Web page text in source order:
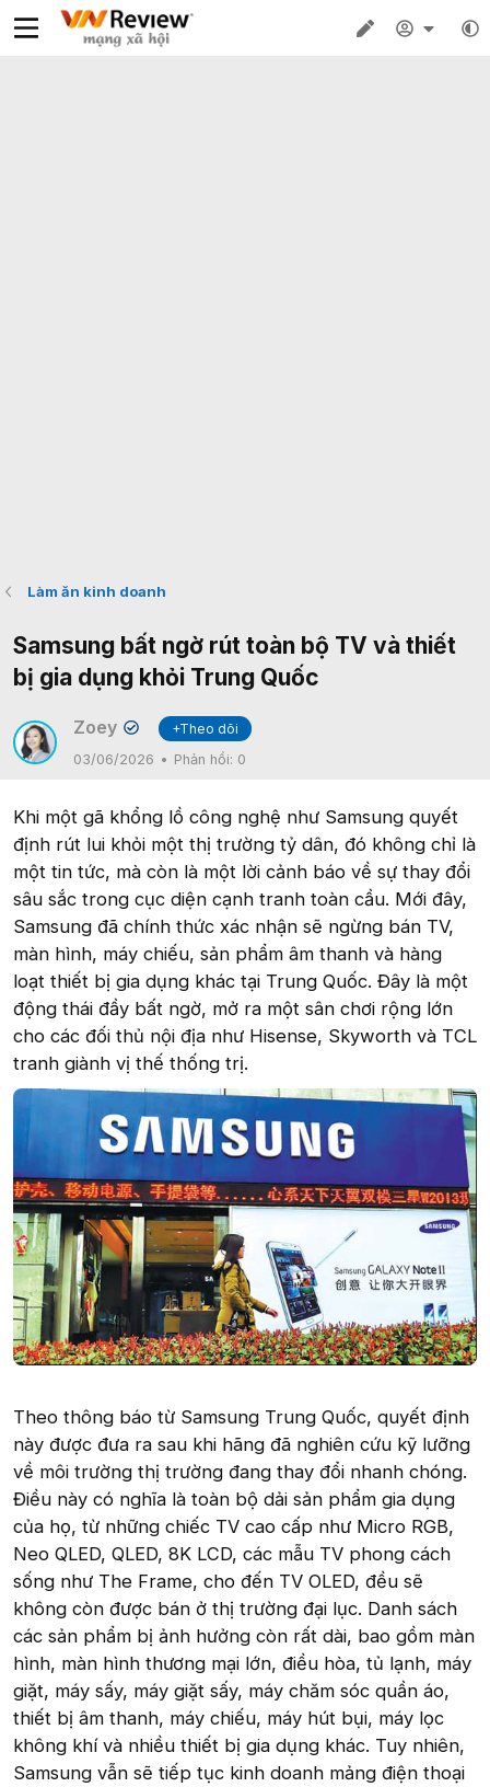
Làm ăn kinh doanh
Samsung bất ngờ rút toàn bộ TV và thiết
bị gia dụng khỏi Trung Quốc
Zoey ✔
+Theo dõi
03/06/2026
Phản hồi: 0
Khi một gã khổng lồ công nghệ như Samsung quyết
định rút lui khỏi một thị trường tỷ dân, đó không chỉ là
một tin tức, mà còn là một lời cảnh báo về sự thay đổi
sâu sắc trong cục diện cạnh tranh toàn cầu. Mới đây,
Samsung đã chính thức xác nhận sẽ ngừng bán TV,
màn hình, máy chiếu, sản phẩm âm thanh và hàng
loạt thiết bị gia dụng khác tại Trung Quốc. Đây là một
động thái đầy bất ngờ, mở ra một sân chơi rộng lớn
cho các đối thủ nội địa như Hisense, Skyworth và TCL
tranh giành vị thế thống trị.
Theo thông báo từ Samsung Trung Quốc, quyết định
này được đưa ra sau khi hãng đã nghiên cứu kỹ lưỡng
về môi trường thị trường đang thay đổi nhanh chóng.
Điều này có nghĩa là toàn bộ dải sản phẩm gia dụng
của họ, từ những chiếc TV cao cấp như Micro RGB,
Neo QLED, QLED, 8K LCD, các mẫu TV phong cách
sống như The Frame, cho đến TV OLED, đều sẽ
không còn được bán ở thị trường đại lục. Danh sách
các sản phẩm bị ảnh hưởng còn rất dài, bao gồm màn
hình, màn hình thương mại lớn, điều hòa, tủ lạnh, máy
giặt, máy sấy, máy giặt sấy, máy chăm sóc quần áo,
thiết bị âm thanh, máy chiếu, máy hút bụi, máy lọc
không khí và nhiều thiết bị gia dụng khác. Tuy nhiên,
Samsung vẫn sẽ tiếp tục kinh doanh mảng điện thoại